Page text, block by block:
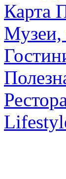
Карта
Музеи,